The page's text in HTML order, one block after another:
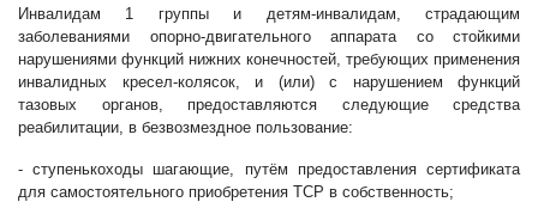
Инвалидам 1 группы и детям-инвалидам, страдающим
заболеваниями опорно-двигательного аппарата со стойкими
нарушениями функций нижних конечностей, требующих применения
инвалидных кресел-колясок, и (или) с нарушением функций
тазовых органов, предоставляются следующие средства
реабилитации, в безвозмездное пользование:
- ступенькоходы шагающие, путём предоставления сертификата
для самостоятельного приобретения TCP в собственность;